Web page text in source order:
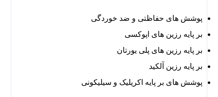
پوشش های حفاظتی و ضد خوردگی
بر پایه رزین های اپوکسی
بر پایه رزین های پلی یورتان
بر پایه رزین آلکید
پوشش های بر پایه اکریلیک و سیلیکونی